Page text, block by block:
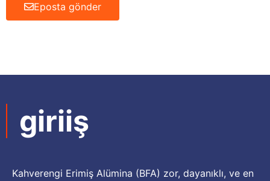
Eposta gönder
giriiş
Kahverengi Erimiş Alümina (BFA) zor, dayanıklı, ve en